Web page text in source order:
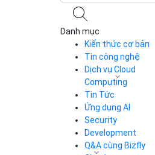
Bảng giá
Bảng giá
Danh mục
Kiến thức cơ bản
Tin công nghệ
Dịch vụ Cloud
Computing
Cloud Server
CDN
Load Balancer
Auto Scaling
Container Registry
Tin Tức
Ứng dụng AI
Security
Development
Q&A cùng Bizfly